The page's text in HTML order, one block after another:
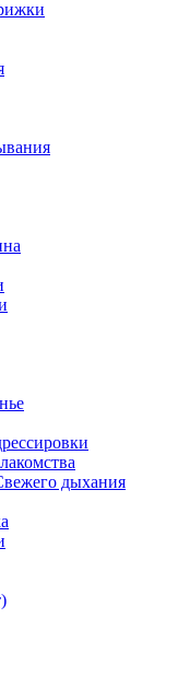
дыхания